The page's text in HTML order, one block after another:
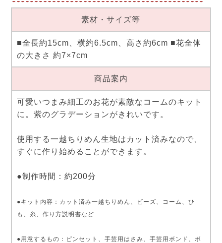
素材・サイズ等
■全長約15cm、横約6.5cm、高さ約6cm ■花全体
の大きさ 約7×7cm
商品案内
可愛いつまみ細工のお花が素敵なコームのキット
に。紫のグラデーションがきれいです。
使用する一越ちりめん生地はカット済みなので、
すぐに作り始めることができます。
●制作時間：約200分
●キット内容：カット済み一越ちりめん、ビーズ、コーム、ひ
も、糸、作り方説明書など
●用意するもの：ピンセット、手芸用はさみ、手芸用ボンド、ボ